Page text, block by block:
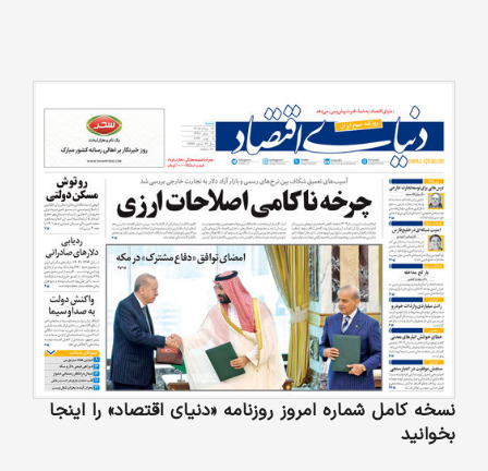
نسخه کامل شماره امروز روزنامه «دنیای‌ اقتصاد» را اینجا
بخوانید